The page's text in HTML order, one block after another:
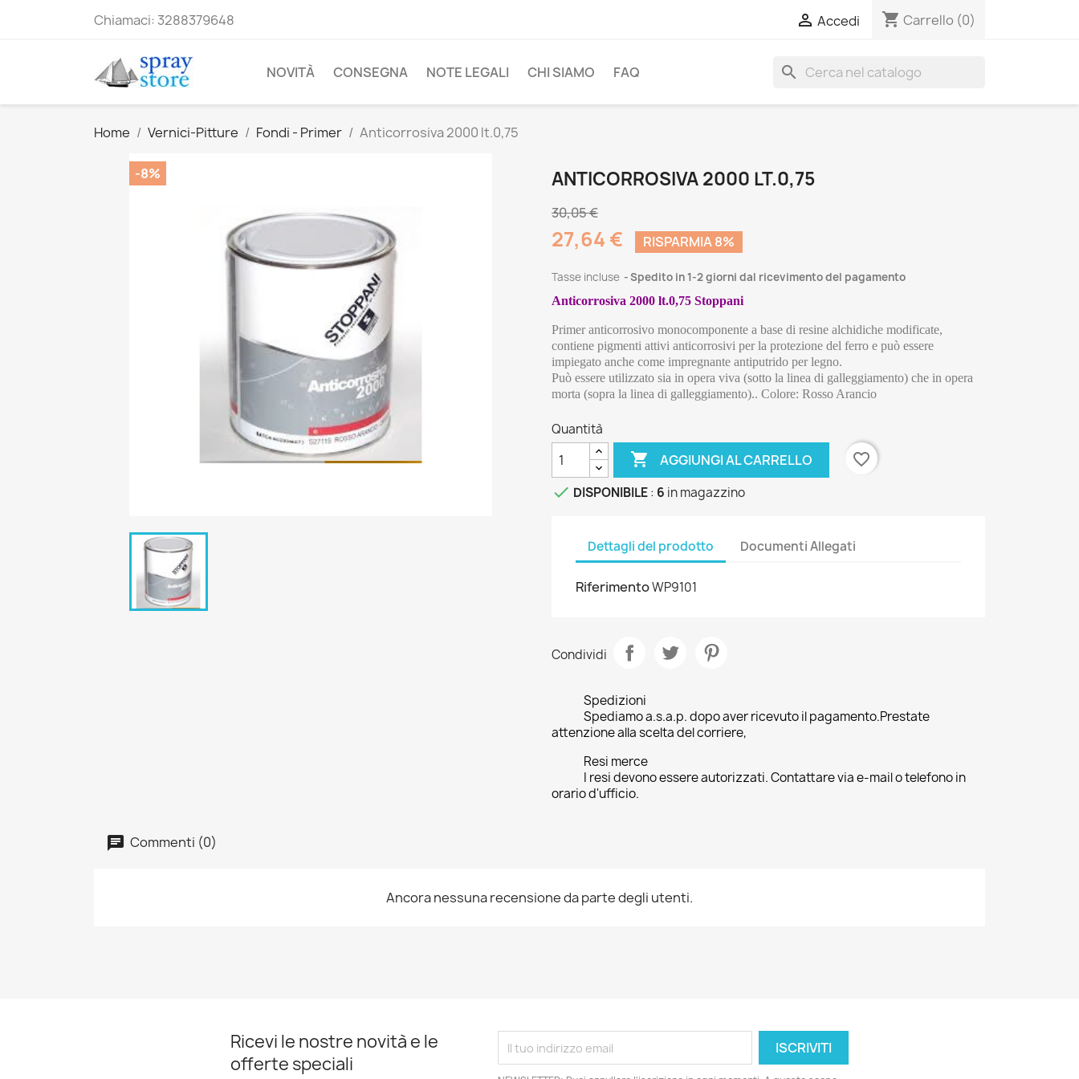
Chiamaci: 3288379648  Accedi shopping_cart Carrello (0)
NOVITÀ CONSEGNA NOTE LEGALI CHI SIAMO FAQ search
Home Vernici-Pitture Fondi - Primer Anticorrosiva 2000 lt.0,75
-8% ANTICORROSIVA 2000 LT.0,75
30,05 €
27,64 € RISPARMIA 8%
Tasse incluse Spedito in 1-2 giorni dal ricevimento del pagamento
Anticorrosiva 2000 lt.0,75 Stoppani
Primer anticorrosivo monocomponente a base di resine alchidiche modificate,
contiene pigmenti attivi anticorrosivi per la protezione del ferro e può essere
impiegato anche come impregnante antiputrido per legno.
Può essere utilizzato sia in opera viva (sotto la linea di galleggiamento) che in opera
morta (sopra la linea di galleggiamento).. Colore: Rosso Arancio
Quantità
 AGGIUNGI AL CARRELLO
favorite_border
 DISPONIBILE: 6 in magazzino
Dettagli del prodotto Documenti Allegati
RiferimentoWP9101
Condividi
Spedizioni
Spediamo a.s.a.p. dopo aver ricevuto il pagamento.Prestate
attenzione alla scelta del corriere,
Resi merce
I resi devono essere autorizzati. Contattare via e-mail o telefono in
orario d'ufficio.
Commenti (0)
Ancora nessuna recensione da parte degli utenti.
Ricevi le nostre novità e le
offerte speciali